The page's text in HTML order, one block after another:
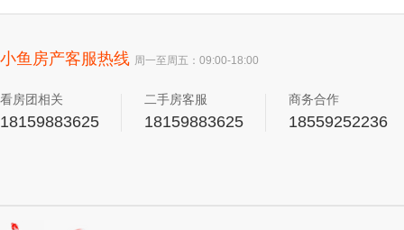
小鱼房产客服热线 周一至周五：09:00-18:00
看房团相关
18159883625
二手房客服
18159883625
商务合作
18559252236